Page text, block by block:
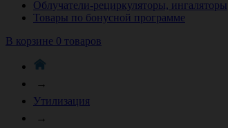
Облучатели-рециркуляторы, ингаляторы
Товары по бонусной программе
В корзине 0 товаров
→
Утилизация
→